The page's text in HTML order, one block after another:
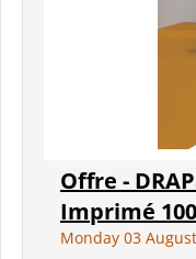
Offre -
Imprimé
Monday 03